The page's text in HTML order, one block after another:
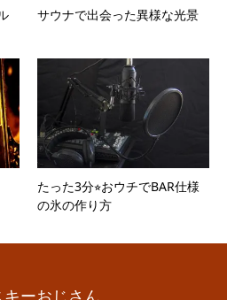
サウナで出会った異様な光景
たった3分⭐︎おウチでBAR仕様
の氷の作り方